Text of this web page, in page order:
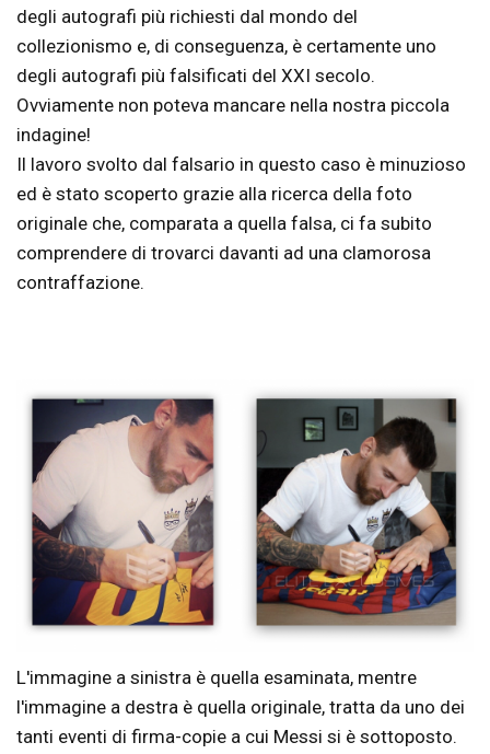
degli autografi più richiesti dal mondo del
collezionismo e, di conseguenza, è certamente uno
degli autografi più falsificati del XXI secolo.
Ovviamente non poteva mancare nella nostra piccola
indagine!
Il lavoro svolto dal falsario in questo caso è minuzioso
ed è stato scoperto grazie alla ricerca della foto
originale che, comparata a quella falsa, ci fa subito
comprendere di trovarci davanti ad una clamorosa
contraffazione.
L'immagine a sinistra è quella esaminata, mentre
l'immagine a destra è quella originale, tratta da uno dei
tanti eventi di firma-copie a cui Messi si è sottoposto.